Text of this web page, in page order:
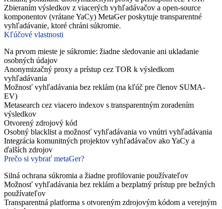
Zbieraním výsledkov z viacerých vyhľadávačov a open-source
komponentov (vrátane YaCy) MetaGer poskytuje transparentné
vyhľadávanie, ktoré chráni súkromie.
Kľúčové vlastnosti
Na prvom mieste je súkromie: žiadne sledovanie ani ukladanie
osobných údajov
Anonymizačný proxy a prístup cez TOR k výsledkom
vyhľadávania
Možnosť vyhľadávania bez reklám (na kľúč pre členov SUMA-
EV)
Metasearch cez viacero indexov s transparentným zoradením
výsledkov
Otvorený zdrojový kód
Osobný blacklist a možnosť vyhľadávania vo vnútri vyhľadávania
Integrácia komunitných projektov vyhľadávačov ako YaCy a
ďalších zdrojov
Prečo si vybrať metaGer?
Silná ochrana súkromia a žiadne profilovanie používateľov
Možnosť vyhľadávania bez reklám a bezplatný prístup pre bežných
používateľov
Transparentná platforma s otvoreným zdrojovým kódom a verejným